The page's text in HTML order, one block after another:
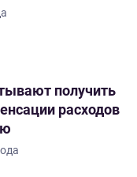
получить
расходов